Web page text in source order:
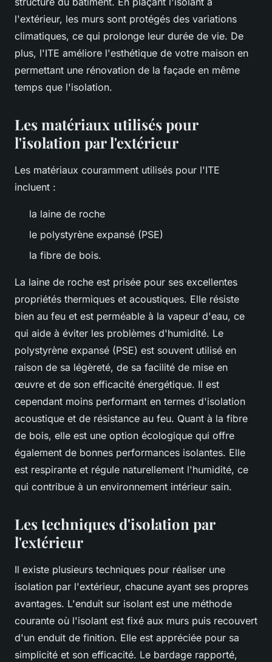
l'extérieur, les murs sont protégés des variations
climatiques, ce qui prolonge leur durée de vie. De
plus, l'ITE améliore l'esthétique de votre maison en
permettant une rénovation de la façade en même
temps que l'isolation.
Les matériaux utilisés pour
l'isolation par l'extérieur
Les matériaux couramment utilisés pour l'ITE
incluent :
la laine de roche
le polystyrène expansé (PSE)
la fibre de bois.
La laine de roche est prisée pour ses excellentes
propriétés thermiques et acoustiques. Elle résiste
bien au feu et est perméable à la vapeur d'eau, ce
qui aide à éviter les problèmes d'humidité. Le
polystyrène expansé (PSE) est souvent utilisé en
raison de sa légèreté, de sa facilité de mise en
œuvre et de son efficacité énergétique. Il est
cependant moins performant en termes d'isolation
acoustique et de résistance au feu. Quant à la fibre
de bois, elle est une option écologique qui offre
également de bonnes performances isolantes. Elle
est respirante et régule naturellement l'humidité, ce
qui contribue à un environnement intérieur sain.
Les techniques d'isolation par
l'extérieur
Il existe plusieurs techniques pour réaliser une
isolation par l'extérieur, chacune ayant ses propres
avantages. L'enduit sur isolant est une méthode
courante où l'isolant est fixé aux murs puis recouvert
d'un enduit de finition. Elle est appréciée pour sa
simplicité et son efficacité. Le bardage rapporté,